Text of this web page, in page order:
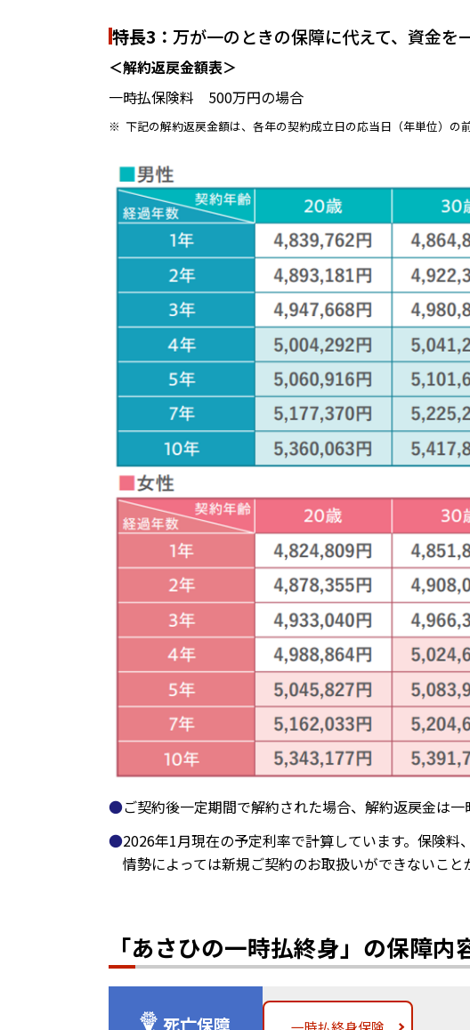
特長3： 万が一のときの保障に代えて、資金を
＜解約返戻金額表＞
一時払保険料 500万円の場合
※ 下記の解約返戻金額は、各年の契約成立日の応当日（年単位）の
ご契約後一定期間で解約された場合、解約返戻金は一
2026年1月現在の予定利率で計算しています。保険
情勢によっては新規ご契約のお取扱いができないこと
「あさひの一時払終身」の保障内
死亡保障